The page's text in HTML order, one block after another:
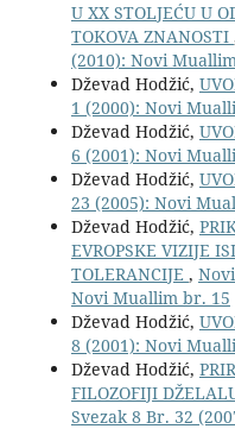
U XX STOLJEĆU U
TOKOVA ZNANOSTI
(2010): Novi
Dževad Hodžić,
1 (2000): Novi
Dževad Hodžić,
6 (2001): Novi
Dževad Hodžić,
23 (2005): Novi
Dževad Hodžić,
EVROPSKE VIZIJE
TOLERANCIJE ,
Novi Muallim br. 15
Dževad Hodžić,
8 (2001): Novi
Dževad Hodžić,
FILOZOFIJI
Svezak 8 Br. 32